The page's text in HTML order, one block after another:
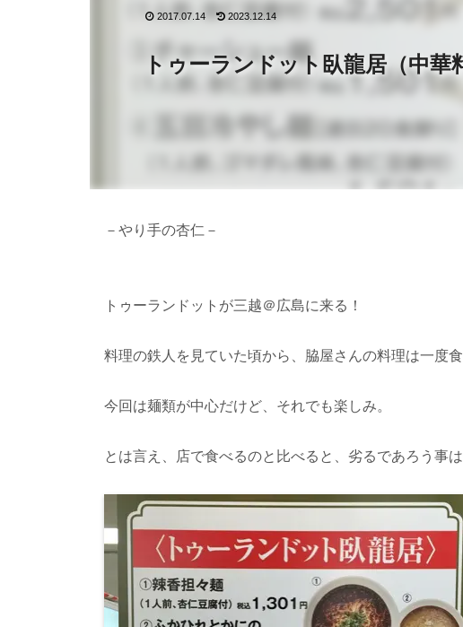
トゥーランドット臥龍居（中華
2017.07.14 2023.12.14
－やり手の杏仁－
トゥーランドットが三越＠広島に来る！
料理の鉄人を見ていた頃から、脇屋さんの料理は一度
今回は麺類が中心だけど、それでも楽しみ。
とは言え、店で食べるのと比べると、劣るであろう事